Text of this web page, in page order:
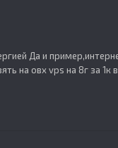
Да и
на овх vps на 8г за